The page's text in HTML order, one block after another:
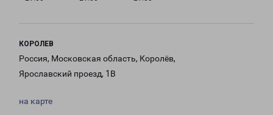
КОРОЛЕВ
Россия, Московская область, Королёв,
Ярославский проезд, 1В
на карте